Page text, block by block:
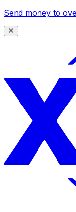
Send money to